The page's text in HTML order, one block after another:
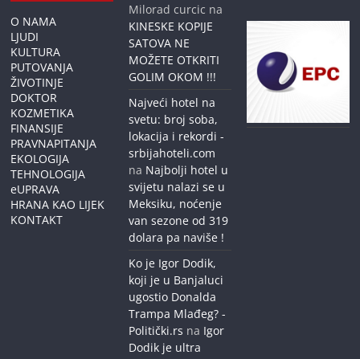
O NAMA
LJUDI
KULTURA
PUTOVANJA
ŽIVOTINJE
DOKTOR
KOZMETIKA
FINANSIJE
PRAVNAPITANJA
EKOLOGIJA
TEHNOLOGIJA
eUPRAVA
HRANA KAO LIJEK
KONTAKT
Milorad curcic na
KINESKE KOPIJE
SATOVA NE
MOŽETE OTKRITI
GOLIM OKOM !!!
Najveći hotel na
svetu: broj soba,
lokacija i rekordi -
srbijahoteli.com
na Najbolji hotel u
svijetu nalazi se u
Meksiku, noćenje
van sezone od 319
dolara pa naviše !
Ko je Igor Dodik,
koji je u Banjaluci
ugostio Donalda
Trampa Mlađeg? -
Politički.rs na Igor
Dodik je ultra